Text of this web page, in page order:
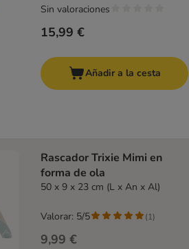
15,99 €
Sin valoraciones
Añadir a la cesta
Rascador Trixie Mimi en
forma de ola
50 x 9 x 23 cm (L x An x Al)
9,99 €
Valorar: 5/5 (1)